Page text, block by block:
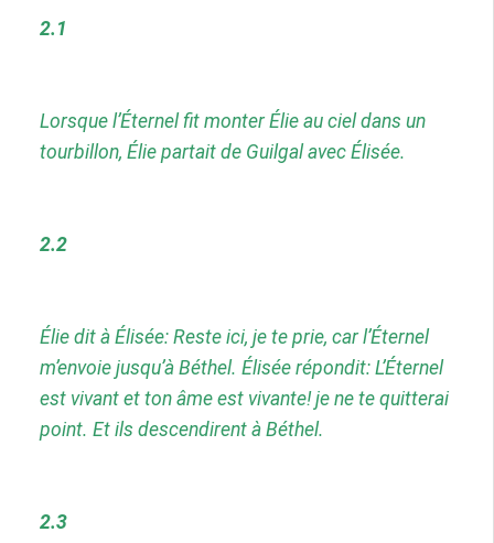
2.1
Lorsque l’Éternel fit monter Élie au ciel dans un
tourbillon, Élie partait de Guilgal avec Élisée.
2.2
Élie dit à Élisée: Reste ici, je te prie, car l’Éternel
m’envoie jusqu’à Béthel. Élisée répondit: L’Éternel
est vivant et ton âme est vivante! je ne te quitterai
point. Et ils descendirent à Béthel.
2.3